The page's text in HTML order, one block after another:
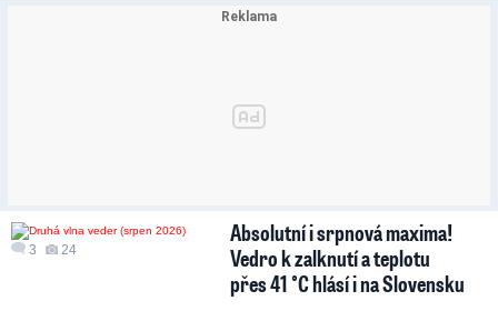
3 24
Absolutní i srpnová maxima!
Vedro k zalknutí a teplotu
přes 41 °C hlásí i na Slovensku